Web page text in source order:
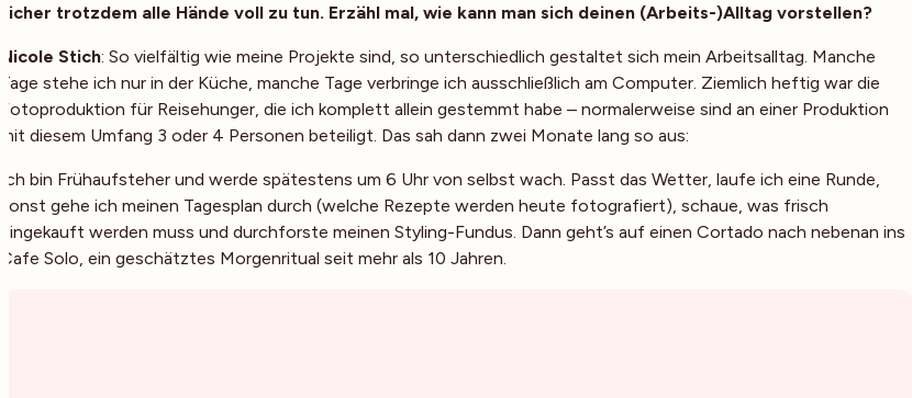
sicher trotzdem alle Hände voll zu tun. Erzähl mal, wie kann man sich deinen (Arbeits-)Alltag vorstellen?
Nicole Stich: So vielfältig wie meine Projekte sind, so unterschiedlich gestaltet sich mein Arbeitsalltag. Manche
Tage stehe ich nur in der Küche, manche Tage verbringe ich ausschließlich am Computer. Ziemlich heftig war die
Fotoproduktion für Reisehunger, die ich komplett allein gestemmt habe – normalerweise sind an einer Produktion
mit diesem Umfang 3 oder 4 Personen beteiligt. Das sah dann zwei Monate lang so aus:
Ich bin Frühaufsteher und werde spätestens um 6 Uhr von selbst wach. Passt das Wetter, laufe ich eine Runde,
sonst gehe ich meinen Tagesplan durch (welche Rezepte werden heute fotografiert), schaue, was frisch
eingekauft werden muss und durchforste meinen Styling-Fundus. Dann geht’s auf einen Cortado nach nebenan ins
Cafe Solo, ein geschätztes Morgenritual seit mehr als 10 Jahren.